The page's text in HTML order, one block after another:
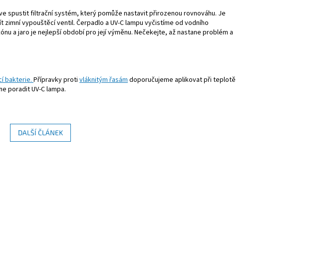
spustit filtrační systém, který pomůže nastavit přirozenou rovnováhu. Je
vypouštěcí ventil. Čerpadlo a UV-C lampu vyčistíme od vodního
a jaro je nejlepší období pro její výměnu. Nečekejte, až nastane problém a
bakterie.Přípravky proti vláknitým řasám doporučujeme aplikovat při teplotě
poradit UV-C lampa.
DALŠÍ ČLÁNEK